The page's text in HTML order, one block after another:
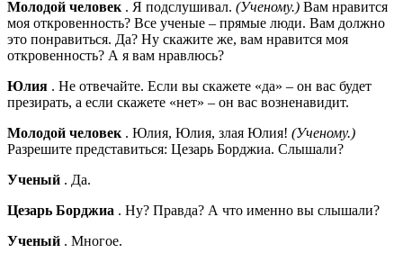
Молодой человек . Я подслушивал. (Ученому.) Вам нравится
моя откровенность? Все ученые – прямые люди. Вам должно
это понравиться. Да? Ну скажите же, вам нравится моя
откровенность? А я вам нравлюсь?
Юлия . Не отвечайте. Если вы скажете «да» – он вас будет
презирать, а если скажете «нет» – он вас возненавидит.
Молодой человек . Юлия, Юлия, злая Юлия! (Ученому.)
Разрешите представиться: Цезарь Борджиа. Слышали?
Ученый . Да.
Цезарь Борджиа . Ну? Правда? А что именно вы слышали?
Ученый . Многое.